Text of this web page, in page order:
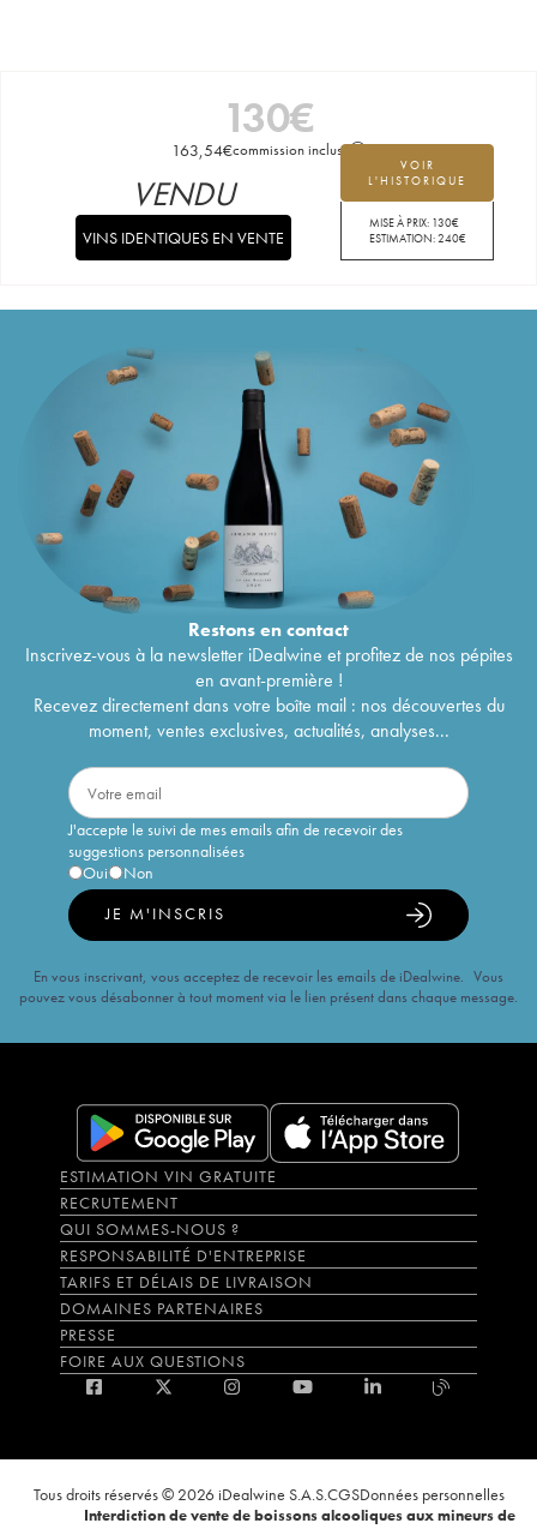
130€
163,54€commission incluse
VOIR
L'HISTORIQUE
MISE À PRIX: 130€
ESTIMATION:240€
VENDU
VINS IDENTIQUES EN VENTE
Restons encontact
Inscrivez-vous à la newsletter iDealwine et profitez de nos pépites
en avant-première !
Recevez directement dans votre boîte mail : nos découvertes du
moment, ventes exclusives, actualités, analyses...
J'accepte le suivi de mes emails afin de recevoir des
suggestions personnalisées
Oui
Non
JE M'INSCRIS
En vous inscrivant, vous acceptez de recevoir les emails de iDealwine. Vous
pouvez vous désabonner à tout moment via le lien présent dans chaque message.
ESTIMATION VIN GRATUITE
RECRUTEMENT
QUI SOMMES-NOUS ?
RESPONSABILITÉ D'ENTREPRISE
TARIFS ET DÉLAIS DE LIVRAISON
DOMAINES PARTENAIRES
PRESSE
FOIRE AUX QUESTIONS
Tous droits réservés © 2026 iDealwine S.A.S.CGSDonnées personnelles
Interdiction de vente de boissons alcooliques aux mineurs de